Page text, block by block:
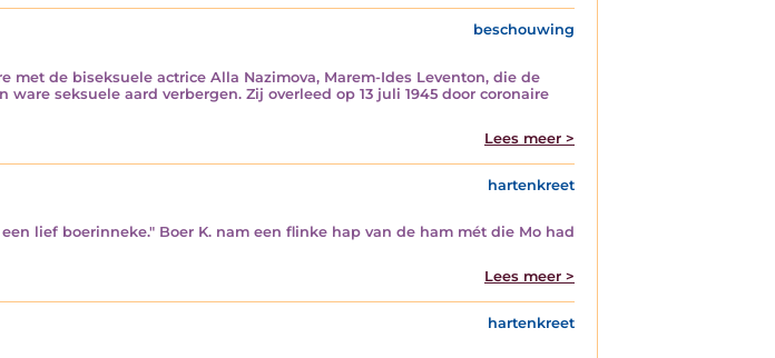
beschouwing
de biseksuele actrice Alla Nazimova, Marem-Ides Leventon, die de
seksuele aard verbergen. Zij overleed op 13 juli 1945 door coronaire
Lees meer >
hartenkreet
lief boerinneke." Boer K. nam een flinke hap van de ham mét die Mo had
Lees meer >
hartenkreet